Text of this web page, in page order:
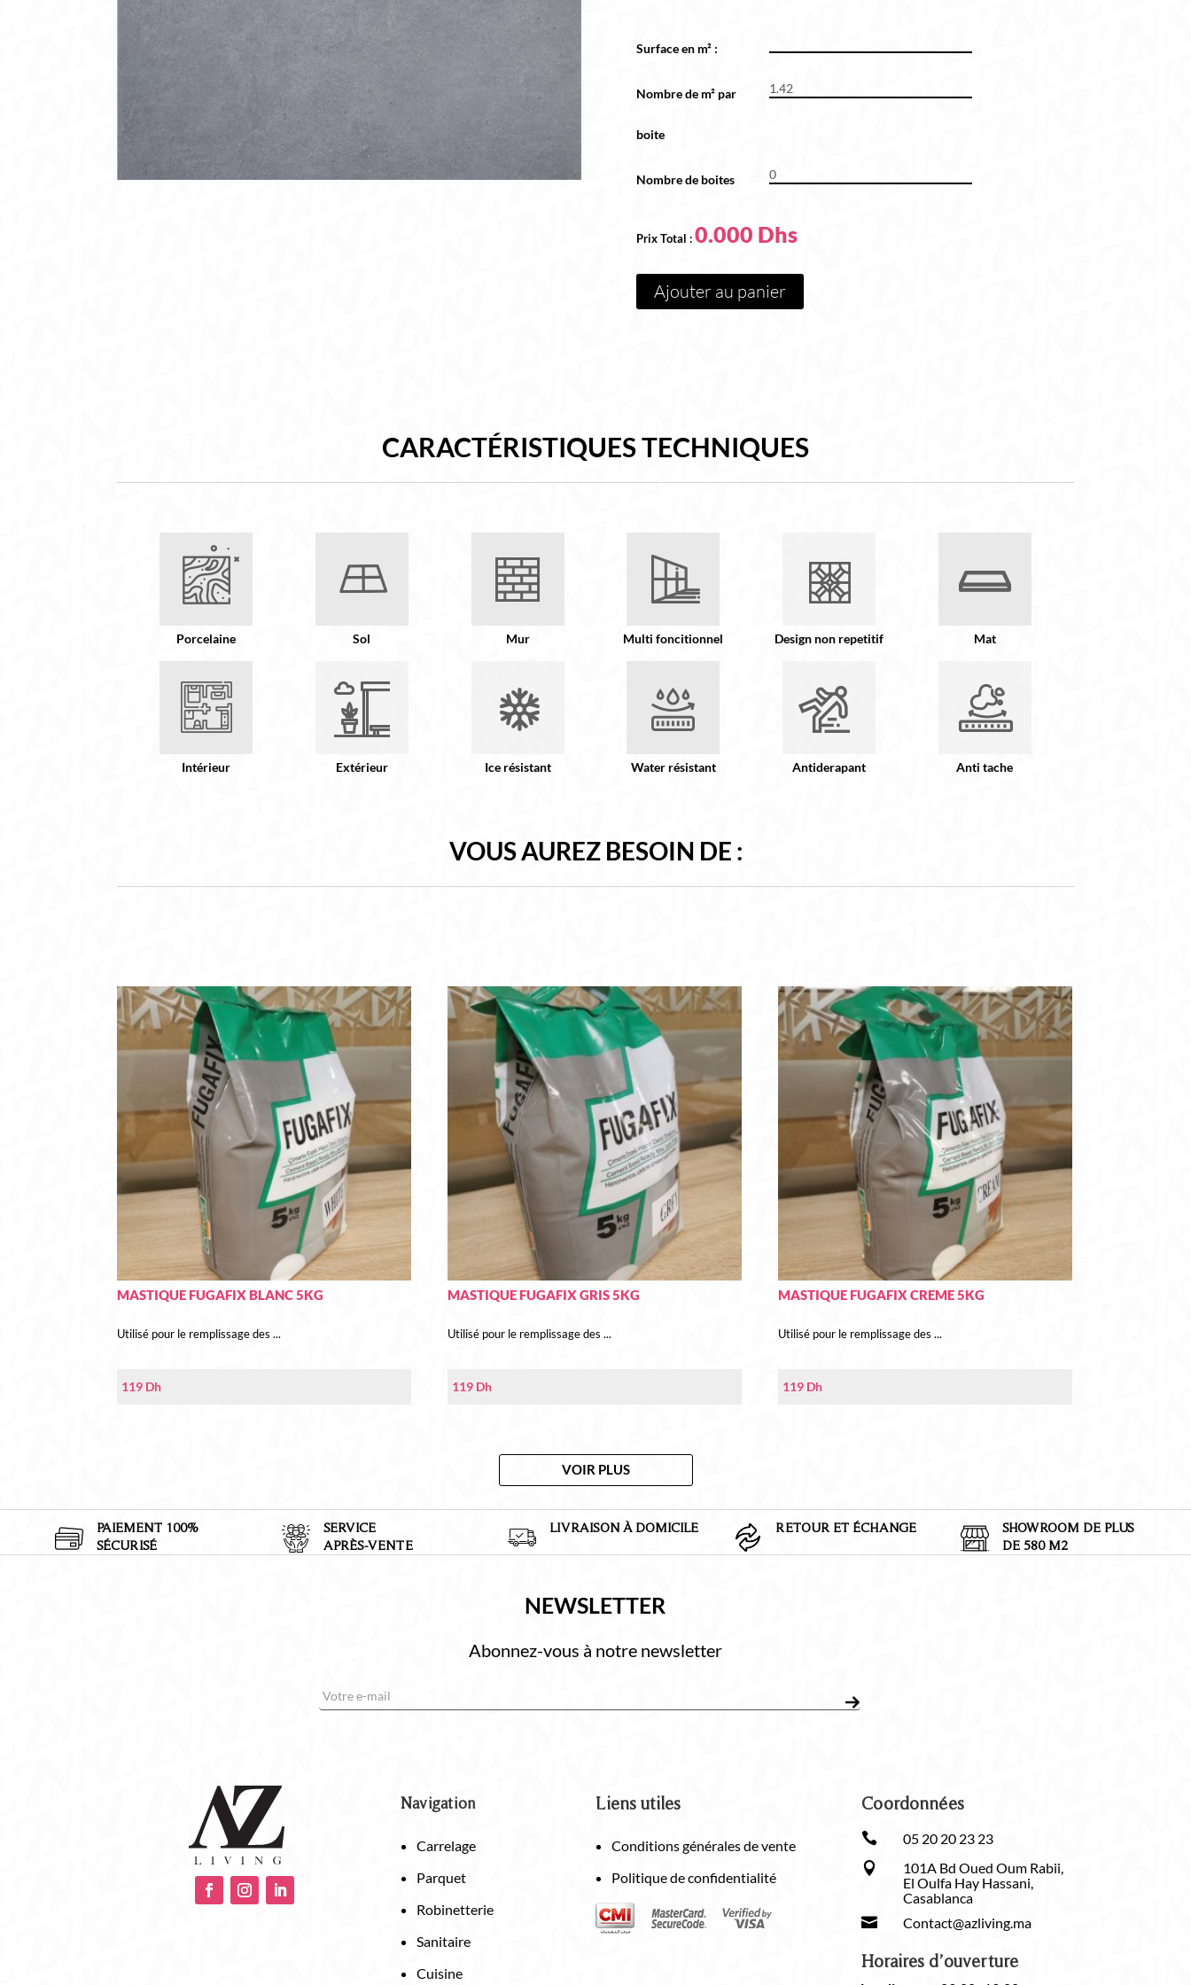
Surface en m² :
Nombre de m² par
boite
Nombre de boites
0.000
Ajouter au panier
CARACTÉRISTIQUES TECHNIQUES
Porcelaine Sol Mur Multi foncitionnel Design non repetitif Mat
Intérieur Extérieur Ice résistant Water résistant Antiderapant Anti tache
VOUS AUREZ BESOIN DE :
MASTIQUE FUGAFIX BLANC 5KG
Utilisé pour le remplissage des ...
119 Dh
MASTIQUE FUGAFIX GRIS 5KG
Utilisé pour le remplissage des ...
119 Dh
MASTIQUE FUGAFIX CREME 5KG
Utilisé pour le remplissage des ...
119 Dh
VOIR PLUS
PAIEMENT 100%
SÉCURISÉ
SERVICE
APRÈS-VENTE
LIVRAISON À DOMICILE RETOUR ET ÉCHANGE
SHOWROOM DE PLUS
DE 580 M2
NEWSLETTER
Abonnez-vous à notre newsletter
Navigation
Carrelage
Parquet
Robinetterie
Sanitaire
Cuisine
Liens utiles
Conditions générales de vente
Politique de confidentialité
Coordonnées
 05 20 20 23 23

101A Bd Oued Oum Rabii,
El Oulfa Hay Hassani,
Casablanca
 Contact@azliving.ma
Horaires d’ouverture